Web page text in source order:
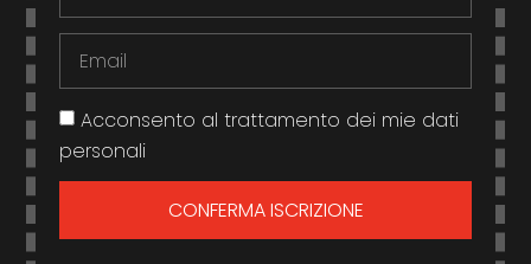
Acconsento al trattamento dei mie dati
personali
CONFERMA ISCRIZIONE